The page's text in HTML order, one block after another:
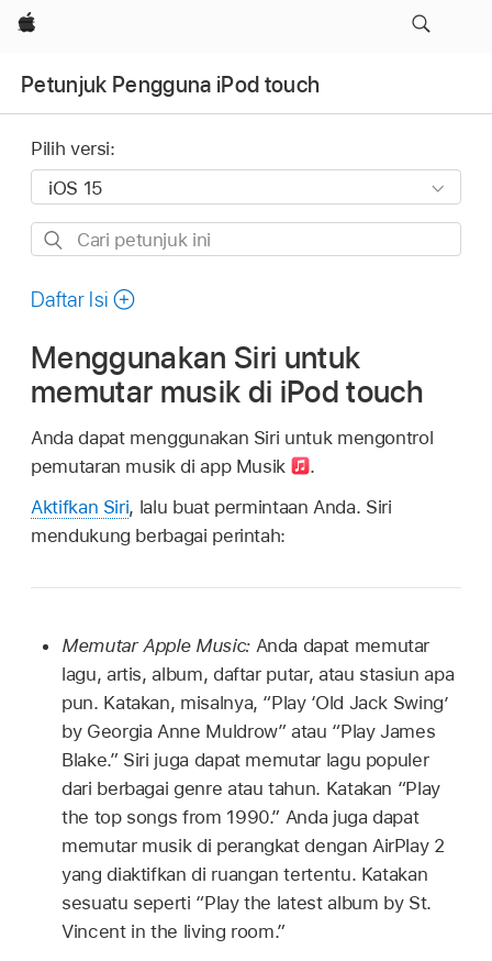
Apple
Petunjuk Pengguna iPod touch
Pilih versi:
Cari
ini
Daftar Isi
Menggunakan Siri untuk
memutar musik di iPod touch
Anda dapat menggunakan Siri untuk mengontrol
pemutaran musik di app Musik
.
Aktifkan Siri, lalu buat permintaan Anda. Siri
mendukung berbagai perintah:
Memutar Apple Music:Anda dapat memutar
lagu, artis, album, daftar putar, atau stasiun apa
pun. Katakan, misalnya, “Play ‘Old Jack Swing’
by Georgia Anne Muldrow” atau “Play James
Blake.” Siri juga dapat memutar lagu populer
dari berbagai genre atau tahun. Katakan “Play
the top songs from 1990.” Anda juga dapat
memutar musik di perangkat dengan AirPlay 2
yang diaktifkan di ruangan tertentu. Katakan
sesuatu seperti “Play the latest album by St.
Vincent in the living room.”